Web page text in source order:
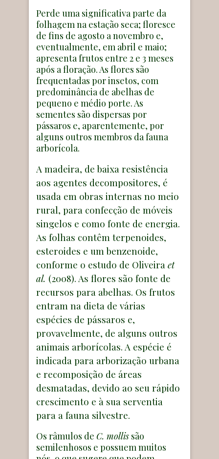
Perde uma significativa parte da
folhagem na estação seca; floresce
de fins de agosto a novembro e,
eventualmente, em abril e maio;
apresenta frutos entre 2 e 3 meses
após a floração. As flores são
frequentadas por insetos, com
predominância de abelhas de
pequeno e médio porte. As
sementes são dispersas por
pássaros e, aparentemente, por
alguns outros membros da fauna
arborícola.
A madeira, de baixa resistência
aos agentes decompositores, é
usada em obras internas no meio
rural, para confecção de móveis
singelos e como fonte de energia.
As folhas contêm terpenoides,
esteroides e um benzenoide,
conforme o estudo de Oliveira et
al. (2008). As flores são fonte de
recursos para abelhas. Os frutos
entram na dieta de várias
espécies de pássaros e,
provavelmente, de alguns outros
animais arborícolas. A espécie é
indicada para arborização urbana
e recomposição de áreas
desmatadas, devido ao seu rápido
crescimento e à sua serventia
para a fauna silvestre.
Os râmulos de C. mollis são
semilenhosos e possuem muitos